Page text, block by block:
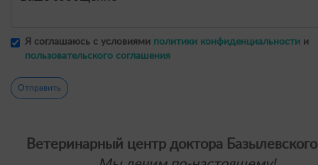
Я соглашаюсь с условиями политики конфиденциальности и
пользовательского соглашения
Отправить
Ветеринарный центр доктора